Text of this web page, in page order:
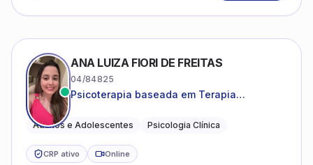
ANA LUIZA FIORI DE FREITAS
04/84825
Psicoterapia baseada em Terapia
Adultos e Adolescentes Psicologia Clínica
CRP ativo Online